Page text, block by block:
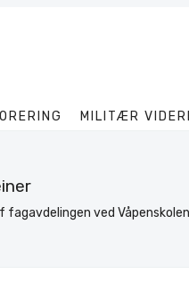
MILITÆR
fagavdelingen ved Våpenskolen